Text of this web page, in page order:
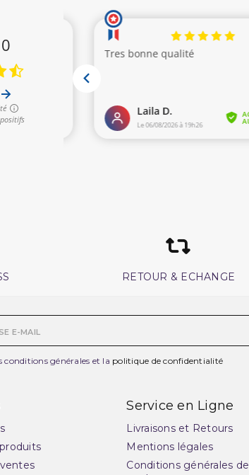
RETOUR & ECHANGE
conditions générales et la politique de confidentialité
Service en Ligne
Livraisons et Retours
Mentions légales
Conditions générales de